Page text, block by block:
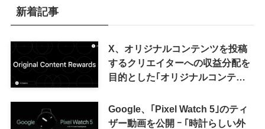
新着記事
X、オリジナルコンテンツを投稿
するクリエイターへの収益分配を
目的とした｢オリジナルコンテン
来の｢収益分配｣は廃止
Google、｢Pixel Watch 5｣のティ
ザー動画を公開 ｰ ｢時計らしい外